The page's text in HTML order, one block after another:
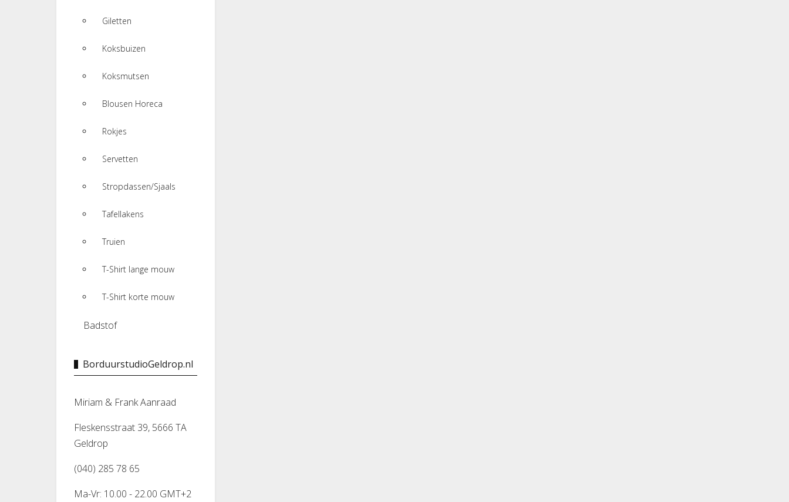
Giletten
Koksbuizen
Koksmutsen
Blousen Horeca
Rokjes
Servetten
Stropdassen/Sjaals
Tafellakens
Truien
T-Shirt lange mouw
T-Shirt korte mouw
Badstof
BorduurstudioGeldrop.nl
Miriam & Frank Aanraad
Fleskensstraat 39, 5666 TA
Geldrop
(040) 285 78 65
Ma-Vr: 10.00 - 22.00 GMT+2